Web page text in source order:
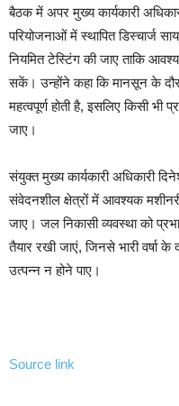
बैठक में अपर मुख्य कार्यकारी
परियोजनाओं में स्थापित डिस्चार्ज
नियमित टेस्टिंग की जाए ताकि
सकें। उन्होंने कहा कि मानसून के
महत्वपूर्ण होती है, इसलिए किसी भी
जाए।
संयुक्त मुख्य कार्यकारी अधिकारी
संवेदनशील क्षेत्रों में आवश्यक
जाए। जल निकासी व्यवस्था को
तैयार रखी जाएं, जिनसे भारी वर्षा के
उत्पन्न न होने पाए।
Source link